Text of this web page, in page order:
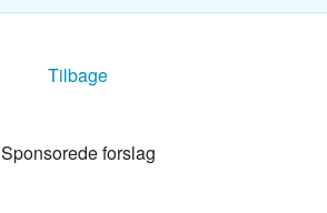
Tilbage
Sponsorede forslag